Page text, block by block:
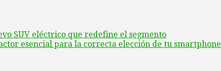
SUV eléctrico que redefine el segmento
esencial para la correcta elección de tu smartphone